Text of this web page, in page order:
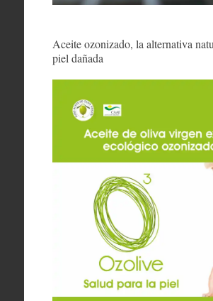
Aceite ozonizado, la alternativa
piel dañada